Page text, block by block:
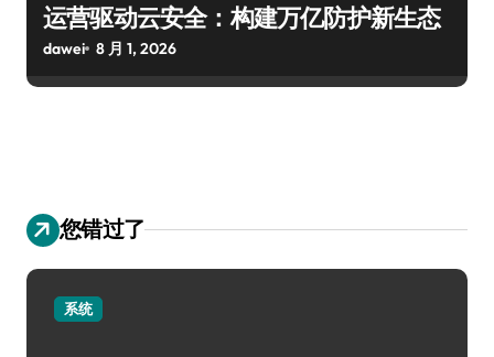
运营驱动云安全：构建万亿防护新生态
dawei 8 月 1, 2026
您错过了
系统